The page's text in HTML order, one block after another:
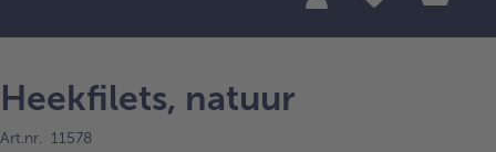
Heekfilets, natuur
Art.nr. 11578